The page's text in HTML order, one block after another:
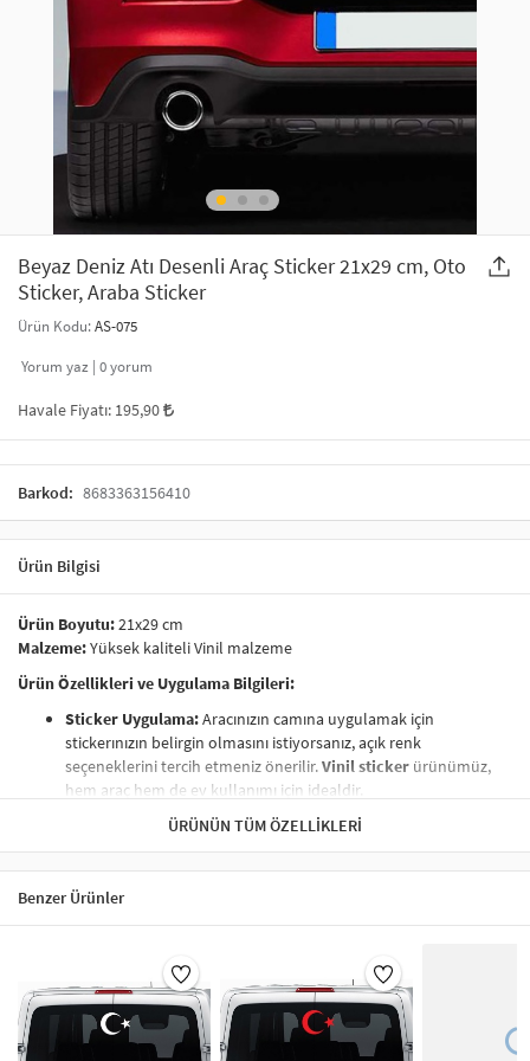
SAÇ AKSESUARLARI
GELİN / DÜĞÜN AKSESUARLARI
TELEFON ASKISI
MAKYAJ ÇANTASI
ŞAL VE FULAR
ODA KOKUSU VE MUM
PARTİ SÜSLERİ
YILBAŞI ÜRÜNLERİ
KULLAN AT TABAK BARDAK SETİ
Beyaz Deniz Atı Desenli Araç Sticker 21x29 cm, Oto
Sticker, Araba Sticker
Ürün Kodu:AS-075
Yorum yaz | 0yorum
Havale Fiyatı: 195,90
Barkod: 8683363156410
Ürün Bilgisi
Ürün Boyutu:21x29 cm
Malzeme:Yüksek kaliteli Vinil malzeme
Ürün Özellikleri ve Uygulama Bilgileri:
Sticker Uygulama:Aracınızın camına uygulamak için
stickerınızın belirgin olmasını istiyorsanız, açık renk
seçeneklerini tercih etmeniz önerilir.Vinil sticker ürünümüz,
hem araç hem de ev kullanımı için idealdir.
Ürün, 21x29 cm ölçülerinde bir tabakadan kesilmektedir.
boyutları, farklı yüzeylere kolayca uygulanabilir.
kullanmaktan kaçının.
ömürlü kullanım sağlar. Vinil malzeme, suya ve nemlere karşı
dayanıklıdır.
kağıt sayesinde kolayca uygulanabilir.
Kolay Uygulama:Ürünümüz, uygulama esnasında hiçbir zorluk
çıkarmaz. Yapışmayı engelleyen koruyucu bandı çıkarın ve
sticker’ı dilediğiniz yüzeye uygulayın.
Vinil çıkartmalar
ÜRÜNÜN TÜM ÖZELLIKLERI
Benzer Ürünler